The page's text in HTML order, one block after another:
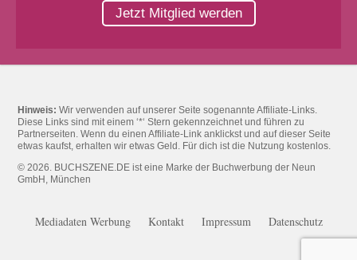
Jetzt Mitglied werden
Hinweis: Wir verwenden auf unserer Seite sogenannte Affiliate-Links.
Diese Links sind mit einem ‘*‘ Stern gekennzeichnet und führen zu
Partnerseiten. Wenn du einen Affiliate-Link anklickst und auf dieser Seite
etwas kaufst, erhalten wir etwas Geld. Für dich ist die Nutzung kostenlos.
© 2026. BUCHSZENE.DE ist eine Marke der Buchwerbung der Neun
GmbH, München
Mediadaten Werbung Kontakt Impressum Datenschutz